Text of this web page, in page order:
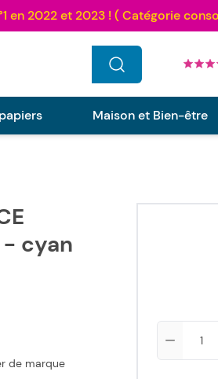
Maison et Bien-être
- cyan
de marque